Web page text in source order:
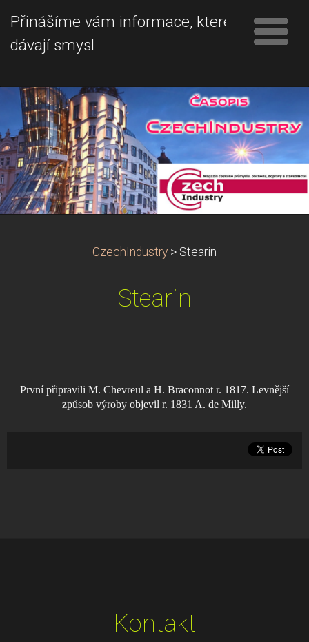
Přinášíme vám informace, které
dávají smysl
CzechIndustry > Stearin
Stearin
První připravili M. Chevreul a H. Braconnot r. 1817. Levnější
způsob výroby objevil r. 1831 A. de Milly.
Kontakt